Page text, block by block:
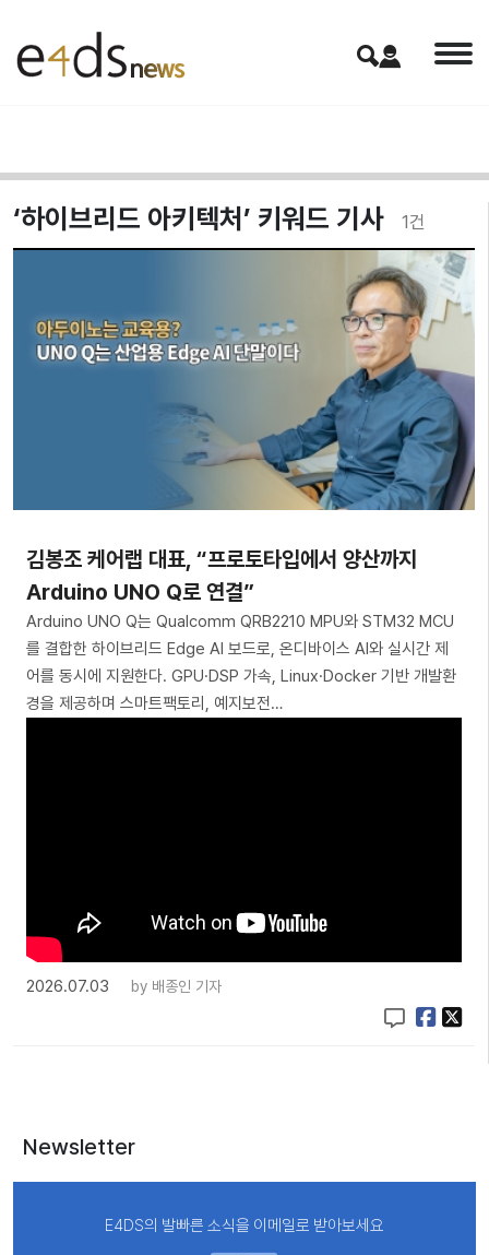
‘하이브리드 아키텍처’ 키워드 기사 1건
김봉조 케어랩 대표, “프로토타입에서 양산까지
Arduino UNO Q로 연결”
Arduino UNO Q는 Qualcomm QRB2210 MPU와 STM32 MCU
를 결합한 하이브리드 Edge AI 보드로, 온디바이스 AI와 실시간 제
어를 동시에 지원한다. GPU·DSP 가속, Linux·Docker 기반 개발환
경을 제공하며 스마트팩토리, 예지보전…
2026.07.03 by 배종인 기자
Newsletter
E4DS의 발빠른 소식을 이메일로 받아보세요